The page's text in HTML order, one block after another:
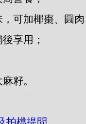
可加椰棗、圓
享用；
籽。